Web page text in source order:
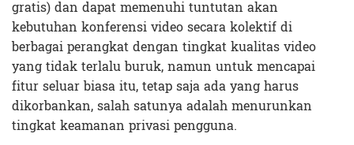
gratis) dan dapat memenuhi tuntutan akan
kebutuhan konferensi video secara kolektif di
berbagai perangkat dengan tingkat kualitas video
yang tidak terlalu buruk, namun untuk mencapai
fitur seluar biasa itu, tetap saja ada yang harus
dikorbankan, salah satunya adalah menurunkan
tingkat keamanan privasi pengguna.